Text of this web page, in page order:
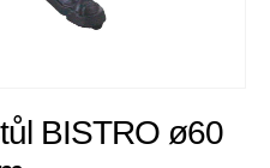
BISTRO ø60